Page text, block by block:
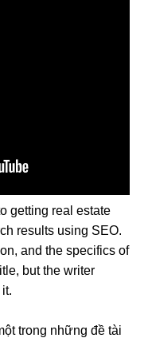
getting real estate
results using SEO.
and the specifics of
but the writer
trong những đề tài